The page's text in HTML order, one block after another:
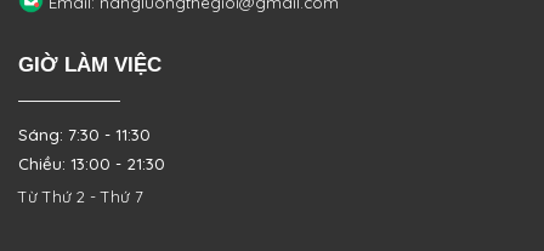
GIỜ LÀM VIỆC
Sáng: 7:30 - 11:30
Chiều: 13:00 - 21:30
Từ Thứ 2 - Thứ 7